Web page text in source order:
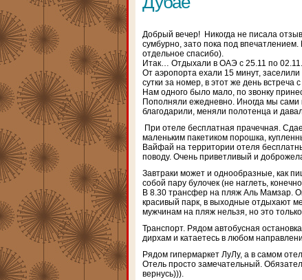
Добрый вечер! Никогда не писала
сумбурно, зато пока под
отдельное спасибо).
Итак… Отдыхали в ОАЭ с 25.11 по
От аэропорта ехали 15 минут,
сутки за номер, в этот же день
Нам одного было мало, по звонку
Пополняли ежедневно. Иногда мы сами
благодарили, меняли полотенца и
При отеле бесплатная прачечная.
маленьким пакетиком порошка,
Вайфай на территории отеля
поводу. Очень приветливый и
Завтраки может и однообразные, как
собой пару булочек (не наглеть,
В 8.30 трансфер на пляж Аль Мамзар.
красивый парк, в выходные отдыхают
мужчинам на пляж нельзя, но это
Транспорт. Рядом автобусная
дирхам и катаетесь в любом
Рядом гипермаркет ЛуЛу, а в самом
Отель просто замечательный.
вернусь))).